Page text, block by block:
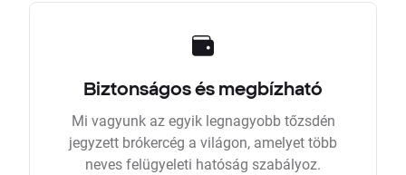
Biztonságos és megbízható
Mi vagyunk az egyik legnagyobb tőzsdén
jegyzett brókercég a világon, amelyet több
neves felügyeleti hatóság szabályoz.